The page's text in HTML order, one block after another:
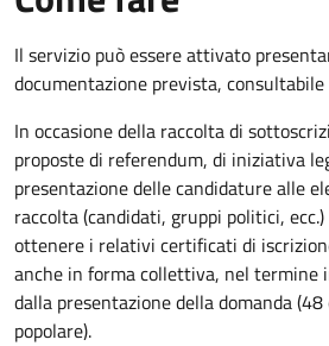
Il servizio può essere attivato
documentazione prevista, consultabile
In occasione della raccolta di
proposte di referendum, di iniziativa
presentazione delle candidature alle
raccolta (candidati, gruppi politici,
ottenere i relativi certificati di
anche in forma collettiva, nel termine
dalla presentazione della domanda
popolare).